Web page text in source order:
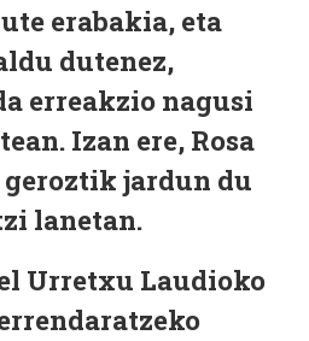
erabakia, eta
dutenez,
erreakzio nagusi
Izan ere, Rosa
geroztik jardun du
lanetan.
Urretxu Laudioko